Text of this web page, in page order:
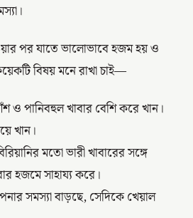
পর যাতে ভালোভাবে হজম হয় ও
বিষয় মনে রাখা চাই—
পানিবহুল খাবার বেশি করে খান।
খান।
মতো ভারী খাবারের সঙ্গে
হজমে সাহায্য করে।
সমস্যা বাড়ছে, সেদিকে খেয়াল